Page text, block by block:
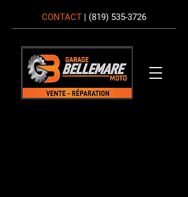
CONTACT | (819) 535-3726